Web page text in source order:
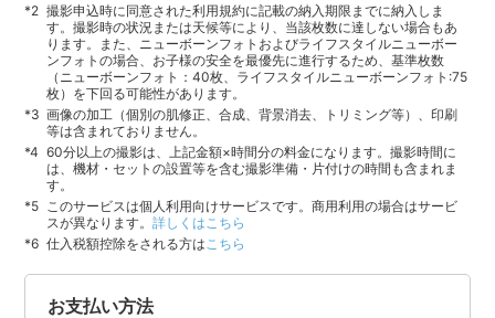
撮影申込時に同意された利用規約に記載の納入期限までに納入しま
す。撮影時の状況または天候等により、当該枚数に達しない場合もあ
ります。また、ニューボーンフォトおよびライフスタイルニューボー
ンフォトの場合、お子様の安全を最優先に進行するため、基準枚数
（ニューボーンフォト：40枚、ライフスタイルニューボーンフォト:75
枚）を下回る可能性があります。
画像の加工（個別の肌修正、合成、背景消去、トリミング等）、印刷
等は含まれておりません。
60分以上の撮影は、上記金額×時間分の料金になります。撮影時間に
は、機材・セットの設置等を含む撮影準備・片付けの時間も含まれま
す。
このサービスは個人利用向けサービスです。商用利用の場合はサービ
スが異なります。詳しくはこちら
仕入税額控除をされる方は こちら
お支払い方法